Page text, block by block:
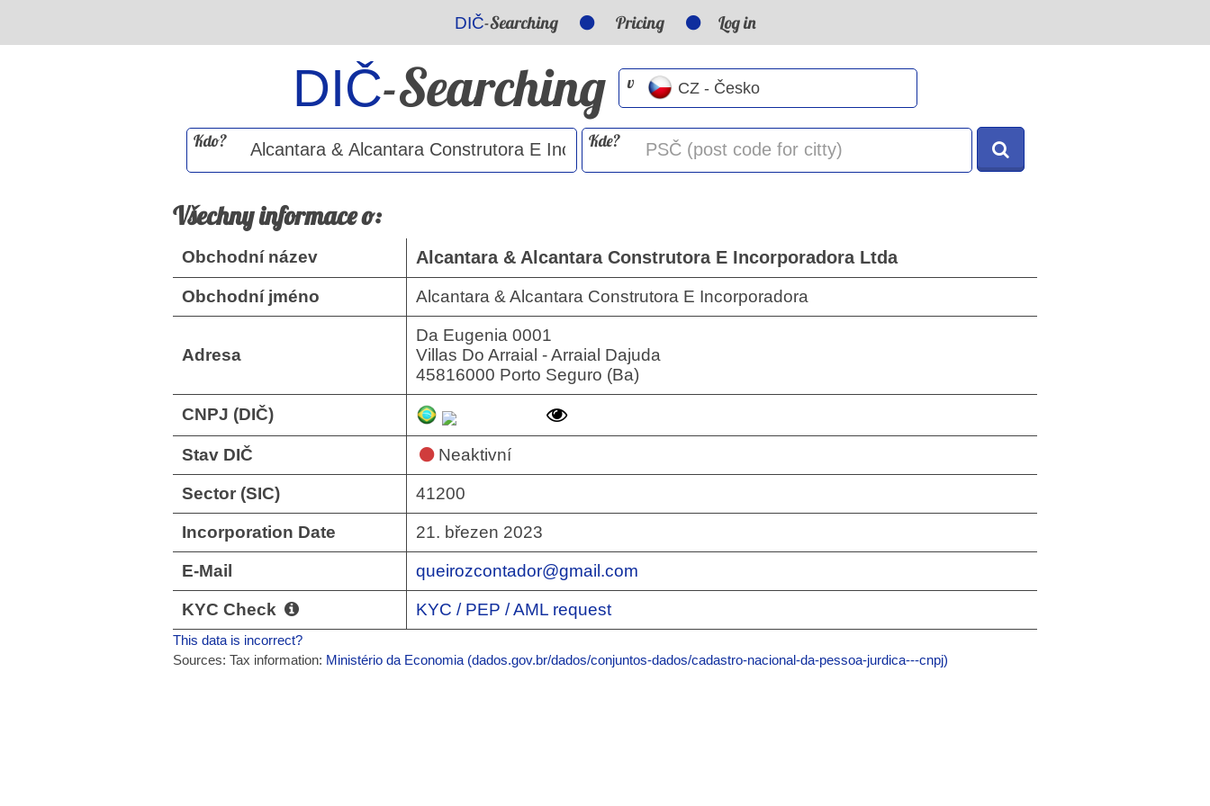
DIČ-Searching Pricing Log in
DIČ-Searching v
Kdo? Kde?
Všechny informace o:
Obchodní název Alcantara & Alcantara Construtora E Incorporadora Ltda
Obchodní jméno Alcantara & Alcantara Construtora E Incorporadora
Adresa
Da Eugenia 0001
Villas Do Arraial - Arraial Dajuda
45816000 Porto Seguro (Ba)
CNPJ (DIČ)
Stav DIČ Neaktivní
Sector (SIC) 41200
Incorporation Date 21. březen 2023
E-Mail queirozcontador@gmail.com
KYC Check KYC / PEP / AML request
This data is incorrect?
Sources: Tax information: Ministério da Economia (dados.gov.br/dados/conjuntos-dados/cadastro-nacional-da-pessoa-jurdica---cnpj)